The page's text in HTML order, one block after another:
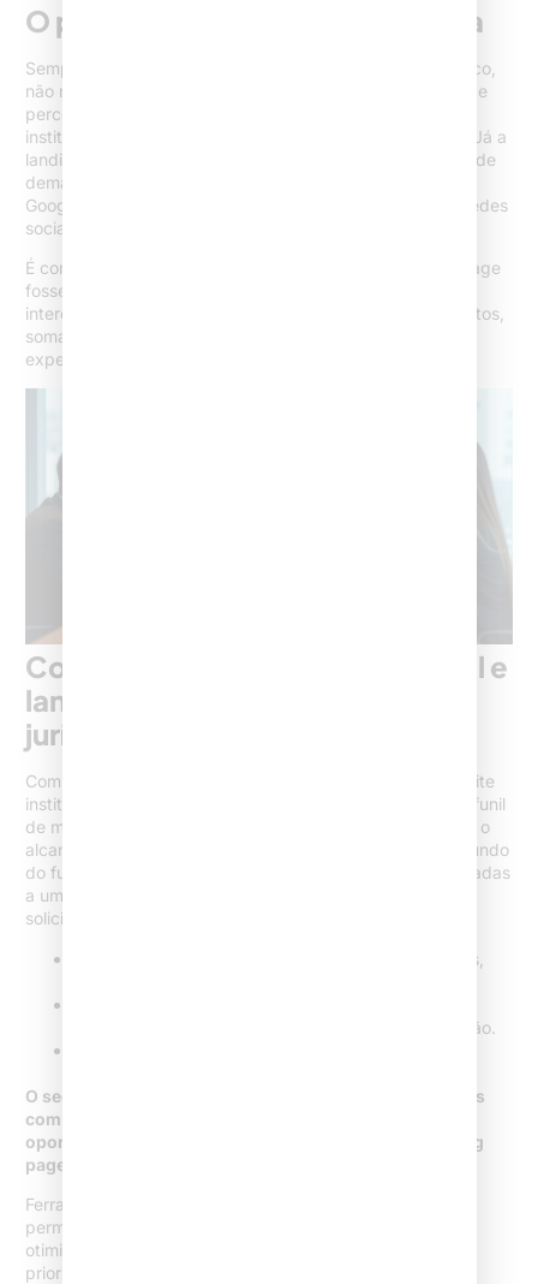
O papel da presença digital ética
Sempre acreditei que o sucesso digital, no universo jurídico,
não nasce da autopromoção agressiva, mas da autoridade
percebida e da clareza na entrega de valor. O site
institucional bem-feito se torna um ativo de longo prazo. Já a
landing page traz a agilidade tática para coletas rápidas de
demanda em ondas de procura, seja em campanhas de
Google Ads (como mostram
) ou redes
sociais.
É como se o site fosse a sede do escritório, e a landing page
fosse uma sala específica para receber visitantes muito
interessados em determinado serviço. Usar os dois formatos,
somando forças, potencializa resultados e oferece
experiência mais completa ao cliente jurídico.
Como combinar site institucional e
landing page no funil de vendas
jurídico
Com base nos projetos que acompanho, percebo que o site
institucional é excelente para alimentar o topo e meio do funil
de marketing jurídico. Ele educa, gera confiança e amplia o
alcance da banca. Por sua vez, a landing page atua no fundo
do funil: é ali que as oportunidades “quentes” são convidadas
a uma ação, como um agendamento de consulta ou
solicitação de proposta.
Topo do funil: conteúdos, informações institucionais,
depoimentos, dúvidas frequentes – nutrem a decisão.
O segredo está na jornada: alimentar a base de contatos
com informações valiosas via site, e ativar as
oportunidades de negócio com ações táticas de landing
page.
Ferramentas de mensuração, como o Google Analytics,
permitem acompanhar o comportamento do visitante,
otimizando o funil. E, atenção, a decisão sobre qual canal
priorizar deve vir sempre aliada a métricas reais: CAC,